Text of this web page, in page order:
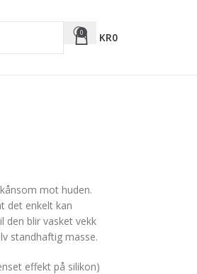
0 KR0
mot huden.
det enkelt kan
den blir vasket vekk
standhaftig masse.
effekt på silikon)